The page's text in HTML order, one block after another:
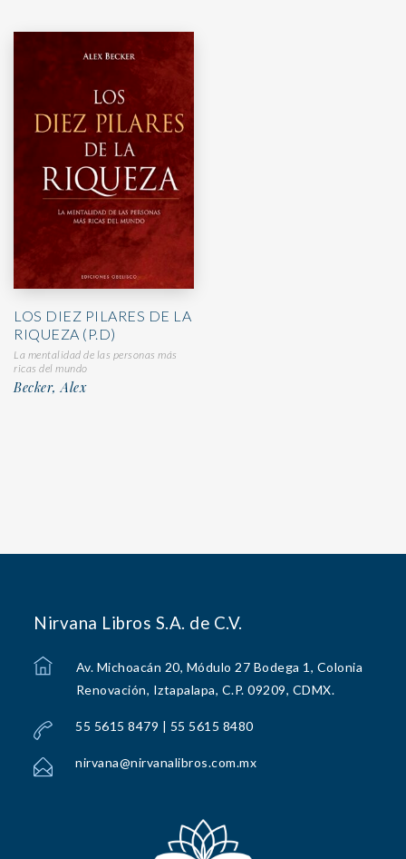
LOS DIEZ PILARES DE LA
RIQUEZA (P.D)
La mentalidad de las personas más
ricas del mundo
Becker, Alex
Nirvana Libros S.A. de C.V.
Av. Michoacán 20, Módulo 27 Bodega 1, Colonia
Renovación, Iztapalapa, C.P. 09209, CDMX.
55 5615 8479 | 55 5615 8480
nirvana@nirvanalibros.com.mx